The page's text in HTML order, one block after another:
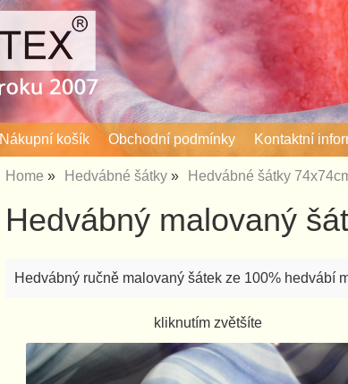
Nákupní košík Obchodní podmínky Kontaktní
Home Hedvábné šátky Hedvábné šátky
Hedvábný malovaný
Hedvábný ručně malovaný šátek ze 100% hedvábí
kliknutím zvětšíte